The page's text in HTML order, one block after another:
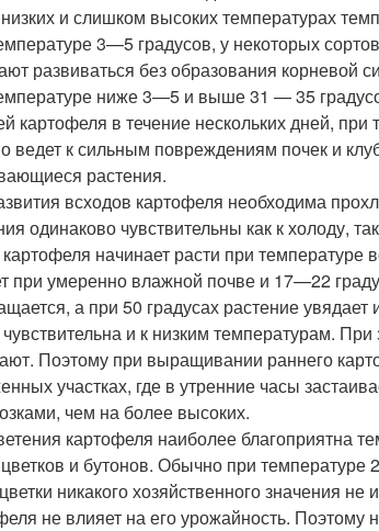
и слишком высоких температурах
3—5 градусов, у некоторых
развиваться без образования корневой
ниже 3—5 и выше 31 — 35
картофеля в течение нескольких дней,
ведет к сильным повреждениям почек и
растения.
всходов картофеля необходима
одинаково чувствительны как к холоду,
начинает расти при
при умеренно влажной почве и 17—22
а при 50 градусах растение увядает
и к низким температурам.
Поэтому при выращивании раннего
участках, где в утренние часы
чем на более высоких.
картофеля наиболее благоприятна
и бутонов. Обычно при
никакого хозяйственного значения
не влияет на его урожайность.